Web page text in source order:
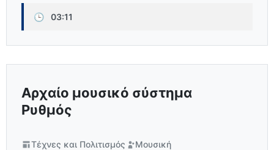
🕒 03:11
Αρχαίο μουσικό σύστημα
Ρυθμός
Τέχνες και Πολιτισμός
Μουσική